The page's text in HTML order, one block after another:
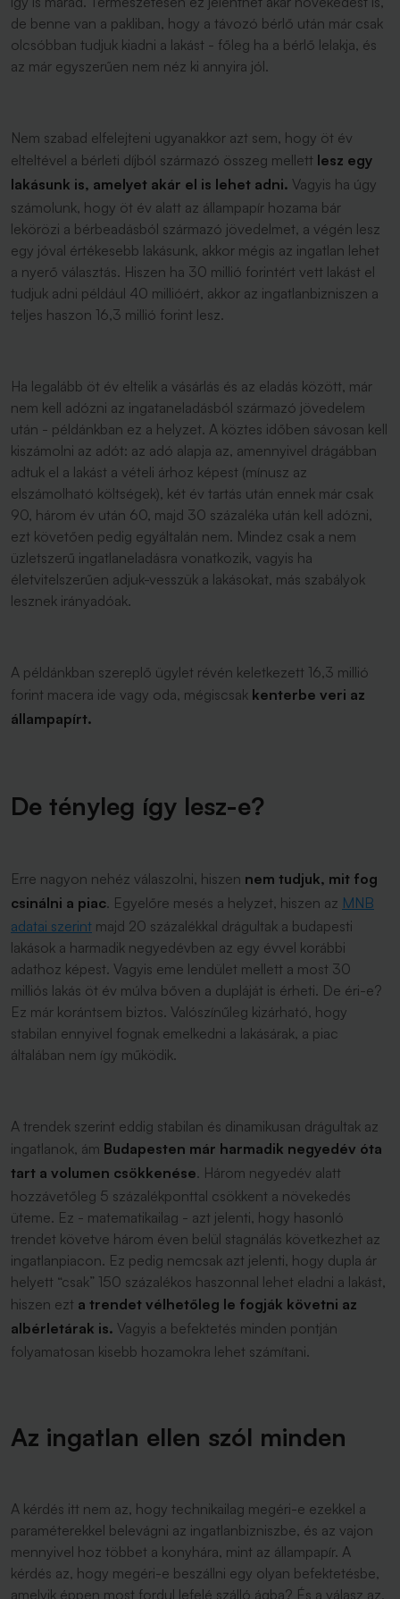
de benne van a pakliban, hogy a távozó bérlő után már csak
olcsóbban tudjuk kiadni a lakást - főleg ha a bérlő lelakja, és
az már egyszerűen nem néz ki annyira jól.
Nem szabad elfelejteni ugyanakkor azt sem, hogy öt év
elteltével a bérleti díjból származó összeg mellett lesz egy
lakásunk is, amelyet akár el is lehet adni. Vagyis ha úgy
számolunk, hogy öt év alatt az állampapír hozama bár
lekörözi a bérbeadásból származó jövedelmet, a végén lesz
egy jóval értékesebb lakásunk, akkor mégis az ingatlan lehet
a nyerő választás. Hiszen ha 30 millió forintért vett lakást el
tudjuk adni például 40 millióért, akkor az ingatlanbizniszen a
teljes haszon 16,3 millió forint lesz.
Ha legalább öt év eltelik a vásárlás és az eladás között, már
nem kell adózni az ingataneladásból származó jövedelem
után - példánkban ez a helyzet. A köztes időben sávosan kell
kiszámolni az adót: az adó alapja az, amennyivel drágábban
adtuk el a lakást a vételi árhoz képest (mínusz az
elszámolható költségek), két év tartás után ennek már csak
90, három év után 60, majd 30 százaléka után kell adózni,
ezt követően pedig egyáltalán nem. Mindez csak a nem
üzletszerű ingatlaneladásra vonatkozik, vagyis ha
életvitelszerűen adjuk-vesszük a lakásokat, más szabályok
lesznek irányadóak.
A példánkban szereplő ügylet révén keletkezett 16,3 millió
forint macera ide vagy oda, mégiscsak kenterbe veri az
állampapírt.
De tényleg így lesz-e?
Erre nagyon nehéz válaszolni, hiszen nem tudjuk, mit fog
csinálni a piac. Egyelőre mesés a helyzet, hiszen az MNB
adatai szerint majd 20 százalékkal drágultak a budapesti
lakások a harmadik negyedévben az egy évvel korábbi
adathoz képest. Vagyis eme lendület mellett a most 30
milliós lakás öt év múlva bőven a dupláját is érheti. De éri-e?
Ez már korántsem biztos. Valószínűleg kizárható, hogy
stabilan ennyivel fognak emelkedni a lakásárak, a piac
általában nem így működik.
A trendek szerint eddig stabilan és dinamikusan drágultak az
ingatlanok, ám Budapesten már harmadik negyedév óta
tart a volumen csökkenése. Három negyedév alatt
hozzávetőleg 5 százalékponttal csökkent a növekedés
üteme. Ez - matematikailag - azt jelenti, hogy hasonló
trendet követve három éven belül stagnálás következhet az
ingatlanpiacon. Ez pedig nemcsak azt jelenti, hogy dupla ár
helyett “csak” 150 százalékos haszonnal lehet eladni a lakást,
hiszen ezt a trendet vélhetőleg le fogják követni az
albérletárak is. Vagyis a befektetés minden pontján
folyamatosan kisebb hozamokra lehet számítani.
Az ingatlan ellen szól minden
A kérdés itt nem az, hogy technikailag megéri-e ezekkel a
paraméterekkel belevágni az ingatlanbizniszbe, és az vajon
mennyivel hoz többet a konyhára, mint az állampapír. A
kérdés az, hogy megéri-e beszállni egy olyan befektetésbe,
amelyik éppen most fordul lefelé szálló ágba? És a válasz az,